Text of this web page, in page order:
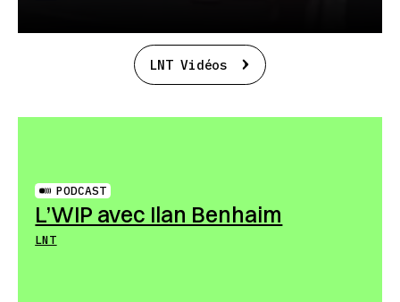
LNT Vidéos
PODCAST
L’WIP avec Ilan Benhaim
LNT